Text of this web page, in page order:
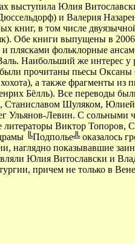
выступила Юлия
и Валерия
книг, в том числе
Обе книги выпущены в 2006
плясками фольклорные
Наибольший же интерес у
были прочитаны пьесы
а также фрагменты из
Бёлль). Все переводы
Шуляком, Юлией
Ульянов-Левин. С сольными
Виктор Топоров,
╚Подполье╩ оказалось
наглядно показывавшие
Юлия Витославски и
причем не только в